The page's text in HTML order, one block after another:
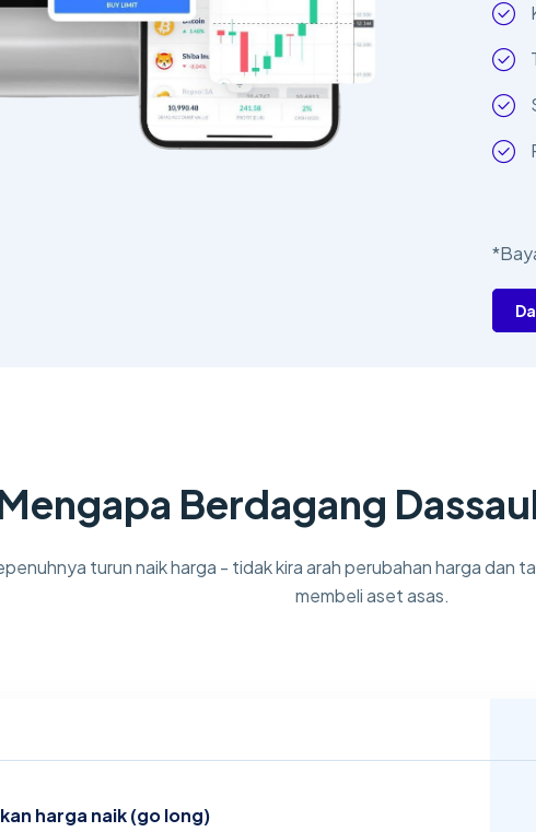
Berdagang
turun naik harga - tidak kira arah perubahan harga dan
membeli aset asas.
harga naik (go long)